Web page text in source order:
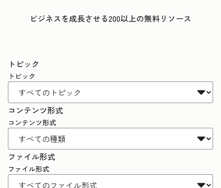
ビジネスを成長させる200以上の無料リソース
トピック
トピック
コンテンツ形式
コンテンツ形式
ファイル形式
ファイル形式